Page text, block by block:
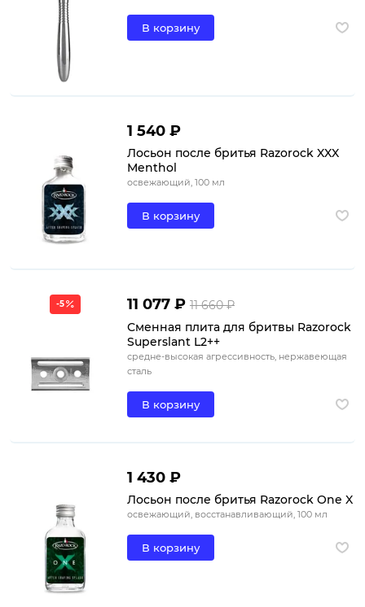
В корзину
1 540 ₽
Лосьон после бритья Razorock XXX
Menthol
освежающий, 100 мл
В корзину
-5 11 077 ₽ 11 660 ₽
Сменная плита для бритвы Razorock
Superslant L2++
средне-высокая агрессивность, нержавеющая
сталь
В корзину
1 430 ₽
Лосьон после бритья Razorock One X
освежающий, восстанавливающий, 100 мл
В корзину